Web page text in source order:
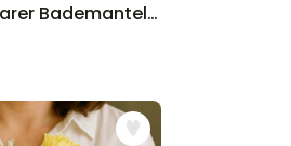
Personalisierbarer Bademantel mit Foto und Namen